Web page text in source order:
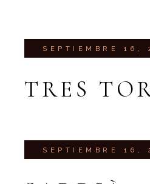
SEPTIEMBRE 16,
TRES
SEPTIEMBRE 16,